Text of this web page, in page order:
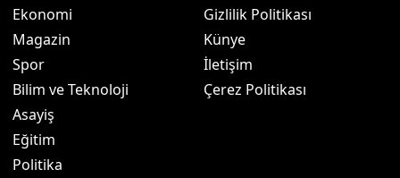
Ekonomi
Magazin
Spor
Bilim ve Teknoloji
Asayiş
Eğitim
Politika
Gizlilik Politikası
Künye
İletişim
Çerez Politikası